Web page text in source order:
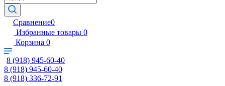
Сравнение0
Избранные товары 0
Корзина 0
8 (918) 945-60-40
8 (918) 945-60-40
8 (918) 336-72-91